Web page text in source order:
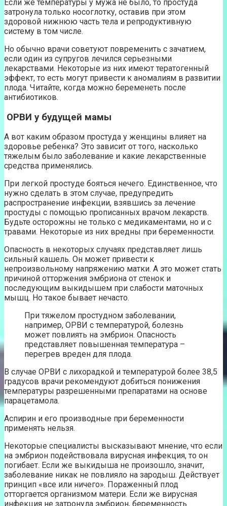
Если же температуры у мужа не было, то простуда
затронула только носоглотку, оставив при этом
здоровой нижнюю часть тела и репродуктивную
систему в том числе.
Но обычно врачи советуют повременить с зачатием,
если один из супругов лечился серьезными
лекарствами. Некоторые из них имеют тератогенный
эффект, то есть могут привести к аномалиям в развитии
плода. Читайте, когда можно беременеть после
антибиотиков.
ОРВИ у будущей мамы
А вот каким образом простуда у женщины влияет на
здоровье ребенка? Это зависит от того, насколько
тяжелым было заболевание и какие лекарственные
средства применялись.
При легкой простуде бояться нечего. Единственное, что
нужно сделать в этом случае, предупредить
распространение инфекции, взявшись за лечение
простуды с помощью прописанных врачом лекарств.
Будьте осторожны не только с медикаментами, но и с
травами. Некоторые из них вредны при беременности.
Опасность в некоторых случаях представляет лишь
сильный кашель. Он может привести к
непроизвольному напряжению матки. А это может стать
причиной отторжения эмбриона от стенок и
последующим выкидышем при слабости маточных
мышц. Но такое бывает нечасто.
При тяжелом простудном заболевании,
например, ОРВИ с температурой, болезнь
может повлиять на эмбрион. Опасность
представляет повышенная температура –
перегрев вреден для плода.
В случае ОРВИ с лихорадкой и температурой более 38,5
градусов врачи рекомендуют добиться понижения
температуры разрешенными препаратами на основе
парацетамола.
Аспирин и его производные при беременности
применять нельзя.
Некоторые специалисты высказывают мнение, что если
на эмбрион подействовала вирусная инфекция, то он
погибает. Если же выкидыша не произошло, значит,
заболевание никак не повлияло на зародыш. Действует
принцип «все или ничего». Пораженный плод
отторгается организмом матери. Если же вирусная
инфекция не затронула эмбрион, беременность